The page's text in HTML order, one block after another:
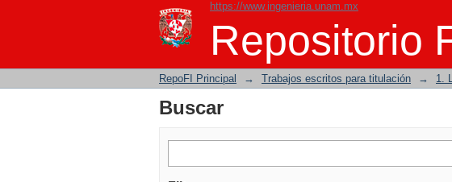
https://www.ingenieria.unam.mx
Repositorio
Buscar
RepoFI Principal → Trabajos escritos para titulación → 1.
Buscar